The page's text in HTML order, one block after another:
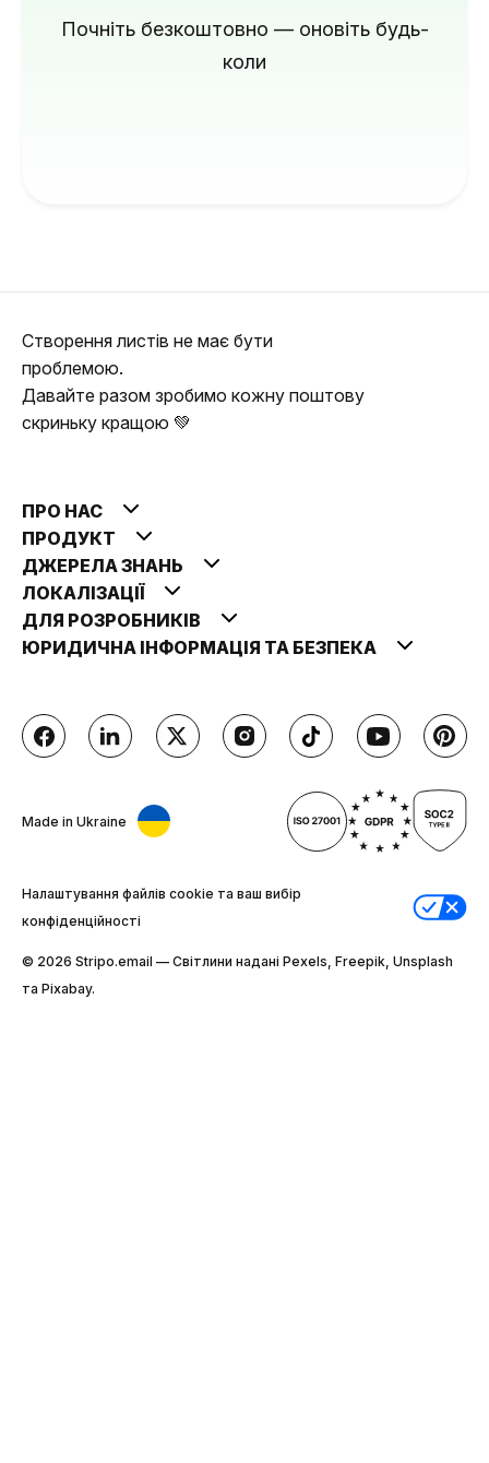
Почніть безкоштовно — оновіть будь-
коли
Створення листів не має бути
проблемою.
Давайте разом зробимо кожну поштову
скриньку кращою 💚
ПРО НАС
ПРОДУКТ
ДЖЕРЕЛА ЗНАНЬ
ЛОКАЛІЗАЦІЇ
ДЛЯ РОЗРОБНИКІВ
ЮРИДИЧНА ІНФОРМАЦІЯ ТА БЕЗПЕКА
Made in Ukraine
Налаштування файлів cookie та ваш вибір
конфіденційності
© 2026 Stripо.email — Світлини надані Pexels, Freepik, Unsplash
та Pixabay.